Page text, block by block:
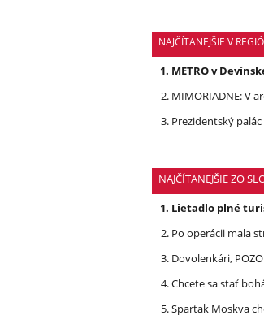
NAJČÍTANEJŠIE V
METRO v
MIMORIADNE: V
Prezidentský
NAJČÍTANEJŠIE ZO
Lietadlo plné
Po operácii mala
Dovolenkári,
Chcete sa stať
Spartak Moskva